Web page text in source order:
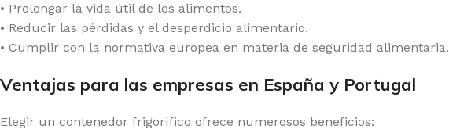
• Prolongar la vida útil de los alimentos.
• Reducir las pérdidas y el desperdicio alimentario.
• Cumplir con la normativa europea en materia de seguridad alimentaria.
Ventajas para las empresas en España y Portugal
Elegir un contenedor frigorífico ofrece numerosos beneficios: